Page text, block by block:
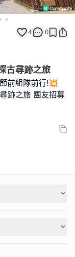
4 0
古尋跡之旅
前組隊前行!💥
跡之旅 團友招募